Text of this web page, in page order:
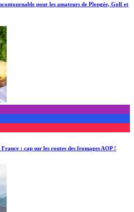
pour les amateurs de Plongée, Golf et
: cap sur les routes des fromages AOP !